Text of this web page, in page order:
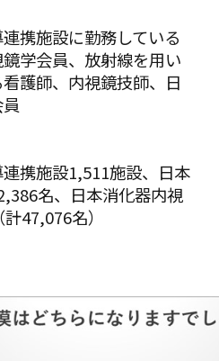
携施設に勤務している
学会員、放射線を用い
護師、内視鏡技師、日
携施設1,511施設、日本
名、日本消化器内視
47,076名）